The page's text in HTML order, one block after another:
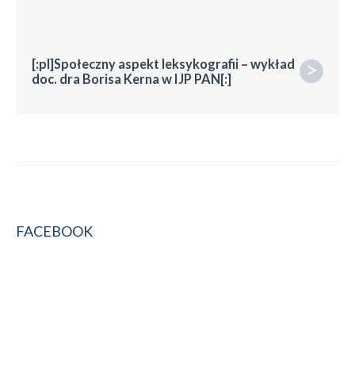
>
[:pl]Społeczny aspekt leksykografii – wykład
doc. dra Borisa Kerna w IJP PAN[:]
FACEBOOK